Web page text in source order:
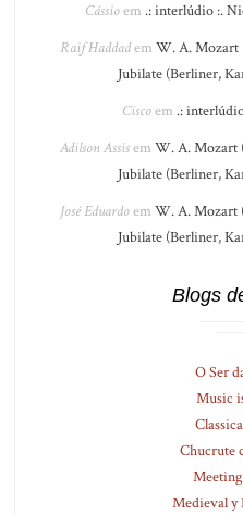
Cássioem .: interlúdio :.
Raif Haddadem W. A. Mozart
Jubilate (Berliner,
Ciscoem .:
Adilson Assisem W. A. Mozart
Jubilate (Berliner,
José Eduardoem W. A. Mozart
Jubilate (Berliner,
Blogs
O Ser
Music
Chucrute
Medieval y